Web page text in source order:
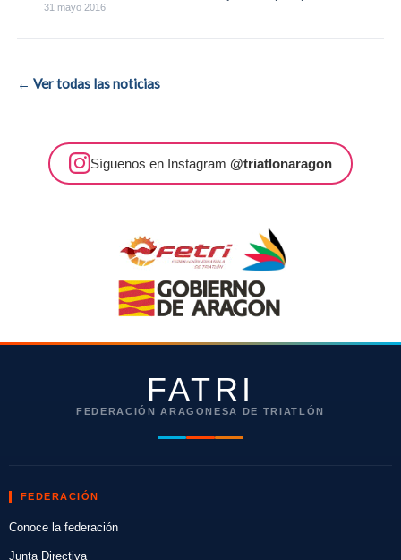
entrenamientos de triatlón
31 mayo 2016
← Ver todas las noticias
Síguenos en Instagram @triatlonaragon
FATRI
FEDERACIÓN ARAGONESA DE TRIATLÓN
FEDERACIÓN
Conoce la federación
Junta Directiva